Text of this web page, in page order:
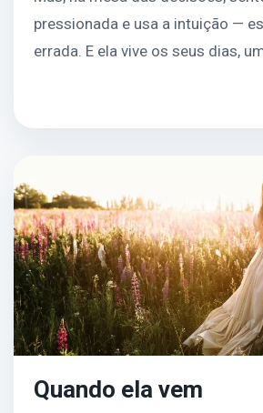
pressionada e usa a intuição —
errada. E ela vive os seus dias,
Continuar leitura
Quando ela vem